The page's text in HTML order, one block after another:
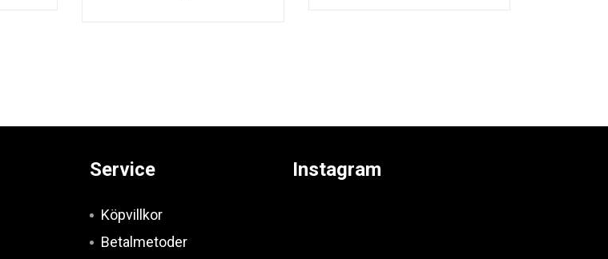
Service
Köpvillkor
Betalmetoder
Instagram